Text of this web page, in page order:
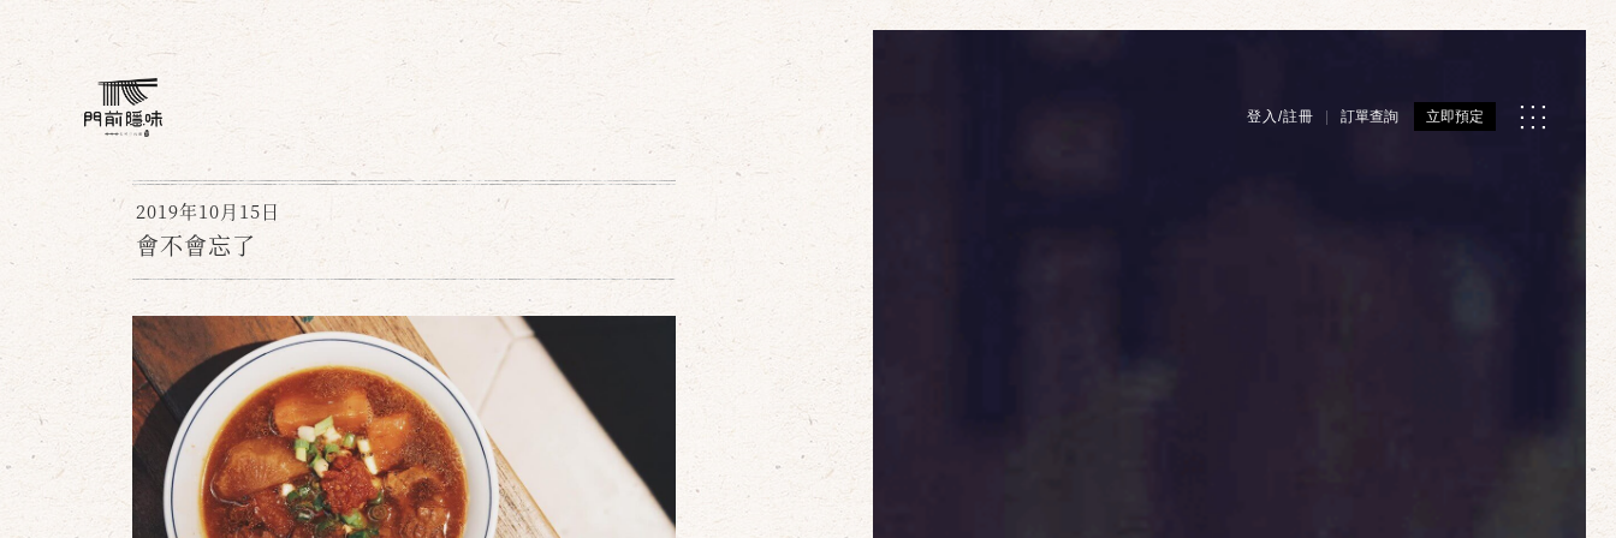
登入/註冊 訂單查詢 立即預定
2019年10月15日
會不會忘了